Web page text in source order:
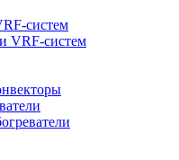
систем
VRF-систем